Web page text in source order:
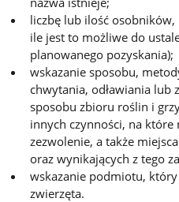
liczbę lub ilość
ile jest to możliwe do
planowanego pozyskania);
wskazanie sposobu,
chwytania, odławiania lub
sposobu zbioru roślin i
innych czynności, na które
zezwolenie, a także
oraz wynikających z tego
wskazanie podmiotu, który
zwierzęta.